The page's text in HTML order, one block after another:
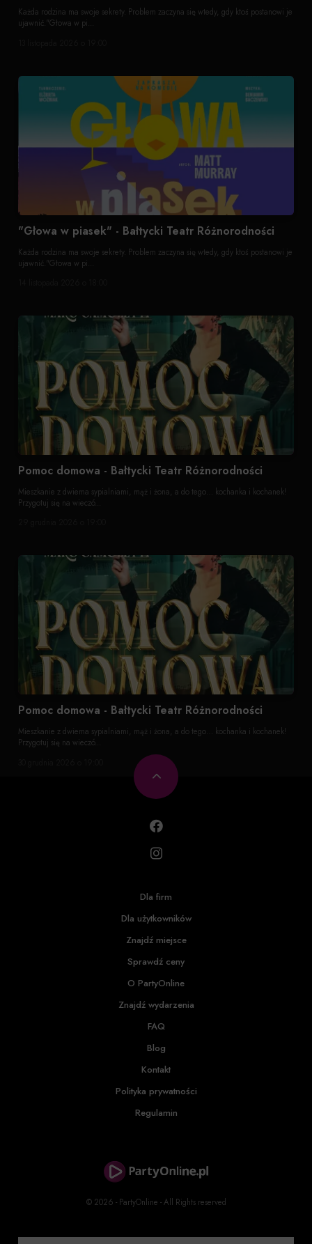
Każda rodzina ma swoje sekrety. Problem zaczyna się wtedy, gdy ktoś postanowi je
ujawnić."Głowa w pi...
"Głowa w piasek" - Bałtycki Teatr Różnorodności
Każda rodzina ma swoje sekrety. Problem zaczyna się wtedy, gdy ktoś postanowi je
ujawnić."Głowa w pi...
Pomoc domowa - Bałtycki Teatr Różnorodności
Mieszkanie z dwiema sypialniami, mąż i żona, a do tego… kochanka i kochanek!
Przygotuj się na wieczó...
Pomoc domowa - Bałtycki Teatr Różnorodności
Mieszkanie z dwiema sypialniami, mąż i żona, a do tego… kochanka i kochanek!
Przygotuj się na wieczó...
© 2026 - PartyOnline - All Rights reserved
Dla firm
Dla użytkowników
Znajdź miejsce
Sprawdź ceny
O PartyOnline
Znajdź wydarzenia
FAQ
Blog
Kontakt
Polityka prywatności
Regulamin